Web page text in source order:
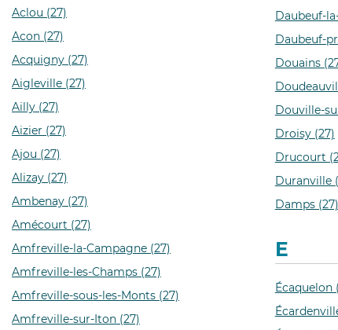
Aclou (27)
Acon (27)
Acquigny (27)
Aigleville (27)
Ailly (27)
Aizier (27)
Ajou (27)
Alizay (27)
Ambenay (27)
Amécourt (27)
Amfreville-la-Campagne (27)
Amfreville-les-Champs (27)
Amfreville-sous-les-Monts (27)
Amfreville-sur-Iton (27)
Daubeuf-
Daubeuf-
Douains
Douville-
Droisy (27)
Drucourt
Duranville
Damps (27)
E
Écaquelon